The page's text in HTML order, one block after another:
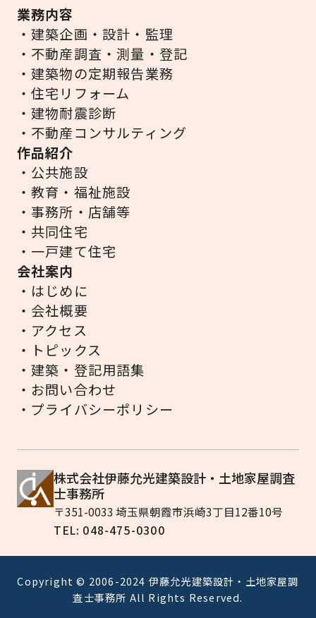
業務内容
・建築企画・設計・監理
・不動産調査・測量・登記
・建築物の定期報告業務
・住宅リフォーム
・建物耐震診断
・不動産コンサルティング
作品紹介
・公共施設
・教育・福祉施設
・事務所・店舗等
・共同住宅
・一戸建て住宅
会社案内
・はじめに
・会社概要
・アクセス
・トピックス
・建築・登記用語集
・お問い合わせ
・プライバシーポリシー
株式会社伊藤允光建築設計・土地家屋調査
士事務所
〒351-0033 埼玉県朝霞市浜崎3丁目12番10号
TEL: 048-475-0300
Copyright © 2006-2024 伊藤允光建築設計・土地家屋調
査士事務所 All Rights Reserved.